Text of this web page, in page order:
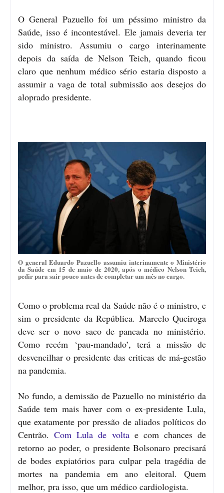
O General Pazuello foi um péssimo ministro da
Saúde, isso é incontestável. Ele jamais deveria ter
sido ministro. Assumiu o cargo interinamente
depois da saída de Nelson Teich, quando ficou
claro que nenhum médico sério estaria disposto a
assumir a vaga de total submissão aos desejos do
aloprado presidente.
O general Eduardo Pazuello assumiu interinamente o Ministério
da Saúde em 15 de maio de 2020, após o médico Nelson Teich,
pedir para sair pouco antes de completar um mês no cargo.
Como o problema real da Saúde não é o ministro, e
sim o presidente da República. Marcelo Queiroga
deve ser o novo saco de pancada no ministério.
Como recém ‘pau-mandado’, terá a missão de
desvencilhar o presidente das criticas de má-gestão
na pandemia.
No fundo, a demissão de Pazuello no ministério da
Saúde tem mais haver com o ex-presidente Lula,
que exatamente por pressão de aliados políticos do
Centrão.Com Lula de voltae com chances de
retorno ao poder, o presidente Bolsonaro precisará
de bodes expiatórios para culpar pela tragédia de
mortes na pandemia em ano eleitoral. Quem
melhor, pra isso, que um médico cardiologista.